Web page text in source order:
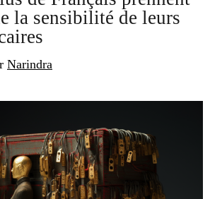
la sensibilité de leurs
Narindra